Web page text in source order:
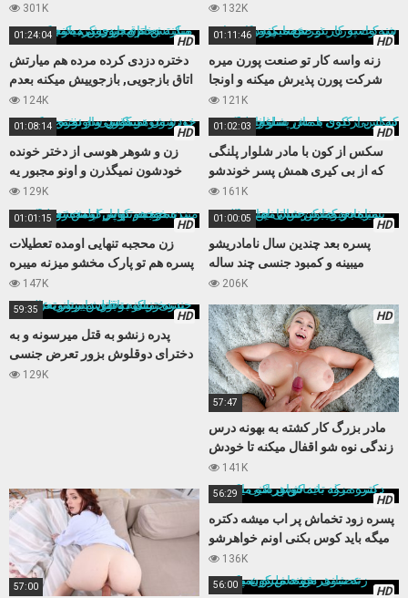
301K 132K
HD
01:24:04
دختره دزدی کرده مرده هم میارتش
اتاق بازجویی, بازجوییش میکنه بعدم
مجبورش میکنه کوس بده
124K
HD
01:11:46
زنه واسه کار تو صنعت پورن میره
شرکت پورن پذیرش میکنه و اونجا
حسابی میکننش
121K
HD
01:08:14
زن و شوهر هوسی از دختر خونده
خودشون نمیگذرن و اونو مجبور یه
سکس سه نفره میکنن
129K
HD
01:02:03
سکس از کون با مادر شلوار پلنگی
که از بی کیری همش پسر خوندشو
اغوا میکنه
161K
HD
01:01:15
زن محجبه تنهایی اومده تعطیلات
پسره هم تو پارک مخشو میزنه میبره
خونه و کوس تپلش رو میکنه
147K
HD
01:00:05
پسره بعد چندین سال نامادریشو
میبینه و کمبود جنسی چند ساله
نامادریو با کیرش تامین میکنه
206K
HD
59:35
پدره زنشو به قتل میرسونه و به
دخترای دوقلوش بزور تعرض جنسی
میکنه تابوی داستانی عالی
129K
HD
57:47
مادر بزرگ کار کشته به بهونه درس
زندگی نوه شو اقفال میکنه تا خودش
بعد مدتها حالی کنه
141K
57:00
HD
56:29
پسره زود تخماش پر اب میشه دکتره
میگه باید کوس بکنی اونم خواهرشو
میکنه
136K
HD
56:00